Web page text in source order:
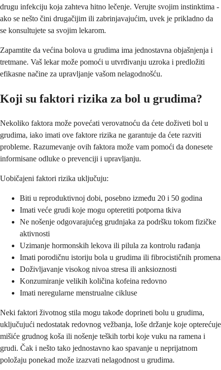
drugu infekciju koja zahteva hitno lečenje. Verujte svojim instinktima -
ako se nešto čini drugačijim ili zabrinjavajućim, uvek je prikladno da
se konsultujete sa svojim lekarom.
Zapamtite da većina bolova u grudima ima jednostavna objašnjenja i
tretmane. Vaš lekar može pomoći u utvrđivanju uzroka i predložiti
efikasne načine za upravljanje vašom nelagodnošću.
Koji su faktori rizika za bol u grudima?
Nekoliko faktora može povećati verovatnoću da ćete doživeti bol u
grudima, iako imati ove faktore rizika ne garantuje da ćete razviti
probleme. Razumevanje ovih faktora može vam pomoći da donesete
informisane odluke o prevenciji i upravljanju.
Uobičajeni faktori rizika uključuju:
Biti u reproduktivnoj dobi, posebno između 20 i 50 godina
Imati veće grudi koje mogu opteretiti potporna tkiva
Ne nošenje odgovarajućeg grudnjaka za podršku tokom fizičke
aktivnosti
Uzimanje hormonskih lekova ili pilula za kontrolu rađanja
Imati porodičnu istoriju bola u grudima ili fibrocističnih promena
Doživljavanje visokog nivoa stresa ili anksioznosti
Konzumiranje velikih količina kofeina redovno
Imati neregularne menstrualne cikluse
Neki faktori životnog stila mogu takođe doprineti bolu u grudima,
uključujući nedostatak redovnog vežbanja, loše držanje koje opterećuje
mišiće grudnog koša ili nošenje teških torbi koje vuku na ramena i
grudi. Čak i nešto tako jednostavno kao spavanje u neprijatnom
položaju ponekad može izazvati nelagodnost u grudima.